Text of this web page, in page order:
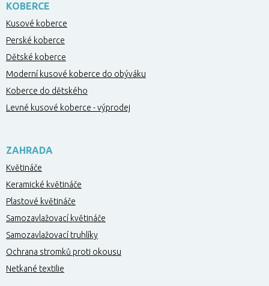
KOBERCE
Kusové koberce
Perské koberce
Dětské koberce
Moderní kusové koberce do obýváku
Koberce do dětského
Levné kusové koberce - výprodej
ZAHRADA
Květináče
Keramické květináče
Plastové květináče
Samozavlažovací květináče
Samozavlažovací truhlíky
Ochrana stromků proti okousu
Netkané textilie